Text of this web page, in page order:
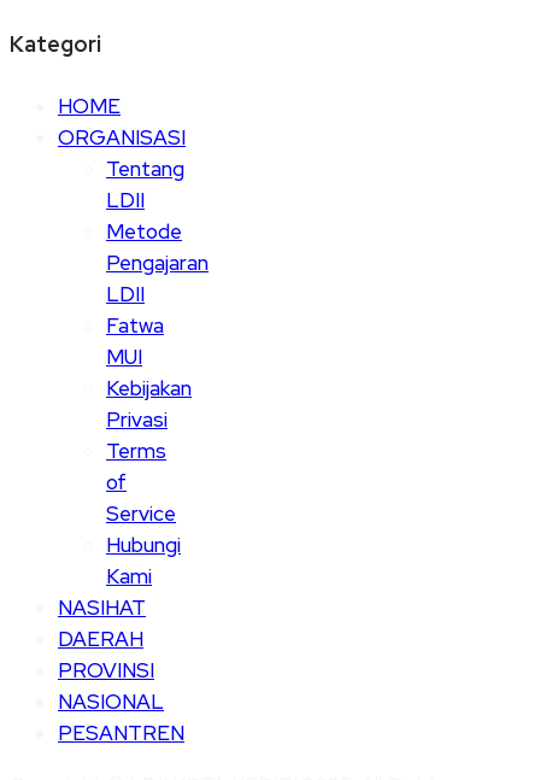
Kategori
HOME
ORGANISASI
Tentang
LDII
Metode
Pengajaran
LDII
Fatwa
MUI
Kebijakan
Privasi
Terms
of
Service
Hubungi
Kami
NASIHAT
DAERAH
PROVINSI
NASIONAL
PESANTREN